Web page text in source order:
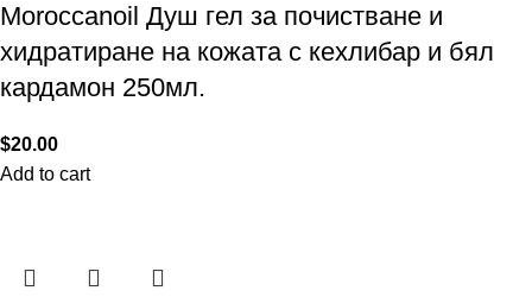
Moroccanoil Душ гел за почистване и
хидратиране на кожата с кехлибар и бял
кардамон 250мл.
$20.00
Add to cart